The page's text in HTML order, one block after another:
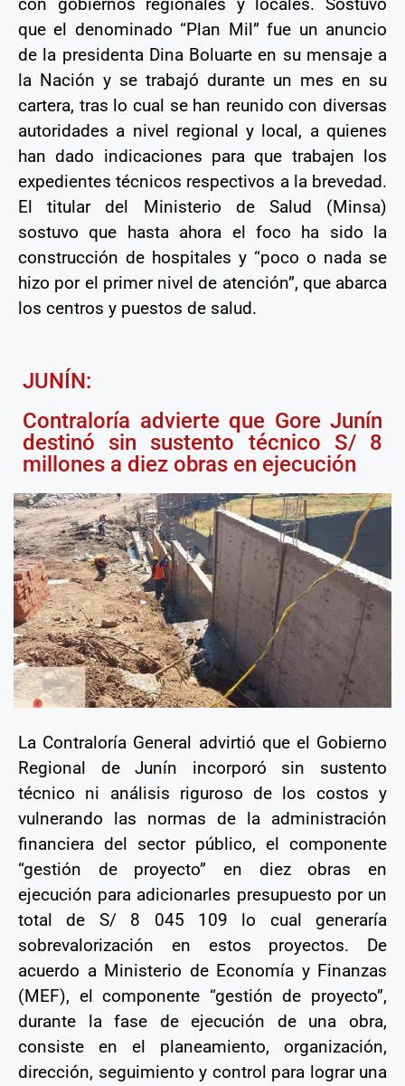
que el denominado “Plan Mil” fue un anuncio
de la presidenta Dina Boluarte en su mensaje a
la Nación y se trabajó durante un mes en su
cartera, tras lo cual se han reunido con diversas
autoridades a nivel regional y local, a quienes
han dado indicaciones para que trabajen los
expedientes técnicos respectivos a la brevedad.
El titular del Ministerio de Salud (Minsa)
sostuvo que hasta ahora el foco ha sido la
construcción de hospitales y “poco o nada se
hizo por el primer nivel de atención”, que abarca
los centros y puestos de salud.
JUNÍN:
Contraloría advierte que Gore Junín
destinó sin sustento técnico S/ 8
millones a diez obras en ejecución
La Contraloría General advirtió que el Gobierno
Regional de Junín incorporó sin sustento
técnico ni análisis riguroso de los costos y
vulnerando las normas de la administración
financiera del sector público, el componente
“gestión de proyecto” en diez obras en
ejecución para adicionarles presupuesto por un
total de S/ 8 045 109 lo cual generaría
sobrevalorización en estos proyectos. De
acuerdo a Ministerio de Economía y Finanzas
(MEF), el componente “gestión de proyecto”,
durante la fase de ejecución de una obra,
consiste en el planeamiento, organización,
dirección, seguimiento y control para lograr una